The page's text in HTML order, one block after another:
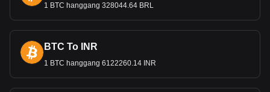
1 BTC hanggang 328044.64 BRL
BTC To INR
1 BTC hanggang 6122260.14 INR